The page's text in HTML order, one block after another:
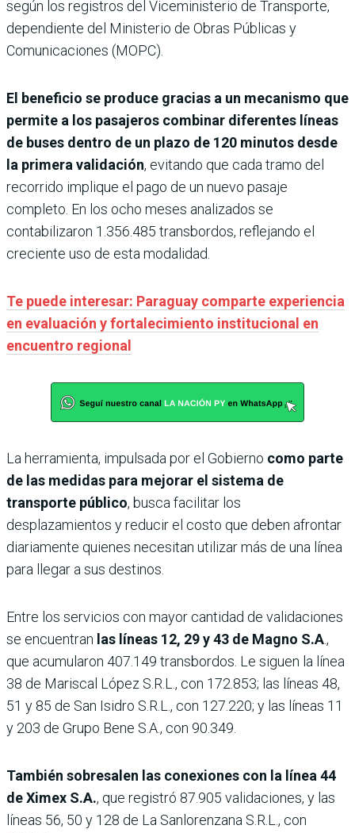
según los registros del Viceministerio de Transporte,
dependiente del Ministerio de Obras Públicas y
Comunicaciones (MOPC).
El beneficio se produce gracias a un mecanismo que
permite a los pasajeros combinar diferentes líneas
de buses dentro de un plazo de 120 minutos desde
la primera validación, evitando que cada tramo del
recorrido implique el pago de un nuevo pasaje
completo. En los ocho meses analizados se
contabilizaron 1.356.485 transbordos, reflejando el
creciente uso de esta modalidad.
Te puede interesar: Paraguay comparte experiencia
en evaluación y fortalecimiento institucional en
encuentro regional
La herramienta, impulsada por el Gobierno como parte
de las medidas para mejorar el sistema de
transporte público, busca facilitar los
desplazamientos y reducir el costo que deben afrontar
diariamente quienes necesitan utilizar más de una línea
para llegar a sus destinos.
Entre los servicios con mayor cantidad de validaciones
se encuentran las líneas 12, 29 y 43 de Magno S.A.,
que acumularon 407.149 transbordos. Le siguen la línea
38 de Mariscal López S.R.L., con 172.853; las líneas 48,
51 y 85 de San Isidro S.R.L., con 127.220; y las líneas 11
y 203 de Grupo Bene S.A., con 90.349.
También sobresalen las conexiones con la línea 44
de Ximex S.A., que registró 87.905 validaciones, y las
líneas 56, 50 y 128 de La Sanlorenzana S.R.L., con